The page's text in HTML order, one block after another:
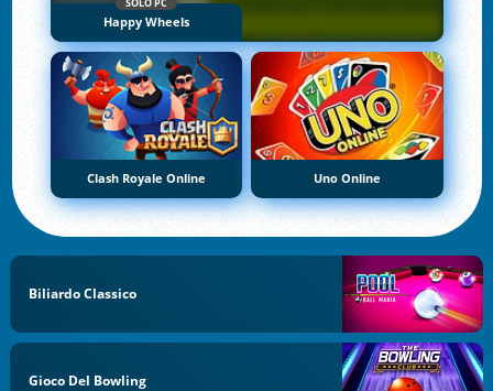
Happy Wheels
Clash Royale Online Uno Online
Biliardo Classico
Gioco Del Bowling